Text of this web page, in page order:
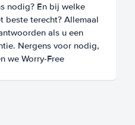
nodig? En bij welke
beste terecht? Allemaal
als u een
Nergens voor nodig,
we Worry-Free